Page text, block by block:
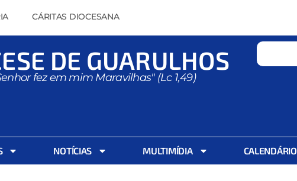
CÁRITAS DIOCESANA
DE GUARULHOS
fez em mim Maravilhas" (Lc 1,49)
NOTÍCIAS MULTIMÍDIA CALENDÁRIO